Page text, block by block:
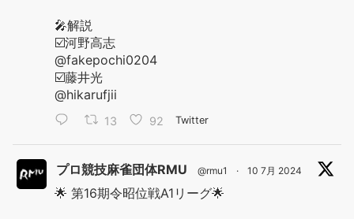
🎤解説
☑️河野高志
@fakepochi0204
☑️藤井光
@hikarufjii
13 92 Twitter
プロ競技麻雀団体RMU @rmu1 · 10 7月 2024
🌟 第16期令昭位戦A1リーグ🌟